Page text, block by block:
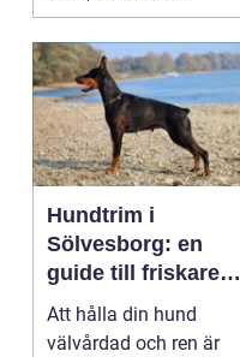
Hundtrim i
Sölvesborg: en
guide till friskare
och gladare
hundar
Att hålla din hund
välvårdad och ren är